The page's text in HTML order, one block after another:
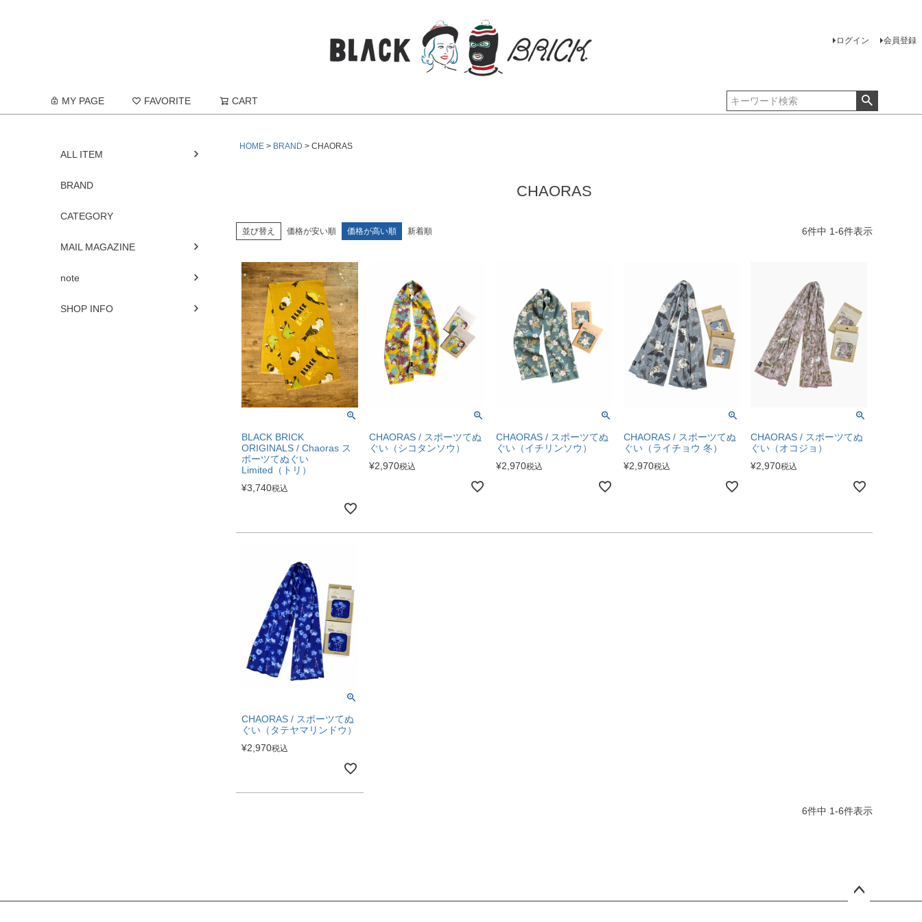
ログイン 会員登録
MY PAGE FAVORITE CART
ALL ITEM
BRAND
CATEGORY
MAIL MAGAZINE
note
SHOP INFO
HOME BRAND CHAORAS
CHAORAS
並び替え 価格が安い順 価格が高い順 新着順 6件中 1-6件表示
BLACK BRICK
ORIGINALS / Chaoras ス
ポーツてぬぐい
Limited（トリ）
¥3,740税込
CHAORAS / スポーツてぬ
ぐい（シコタンソウ）
¥2,970税込
CHAORAS / スポーツてぬ
ぐい（イチリンソウ）
¥2,970税込
CHAORAS / スポーツてぬ
ぐい（ライチョウ 冬）
¥2,970税込
CHAORAS / スポーツてぬ
ぐい（オコジョ）
¥2,970税込
CHAORAS / スポーツてぬ
ぐい（タテヤマリンドウ）
¥2,970税込
6件中 1-6件表示